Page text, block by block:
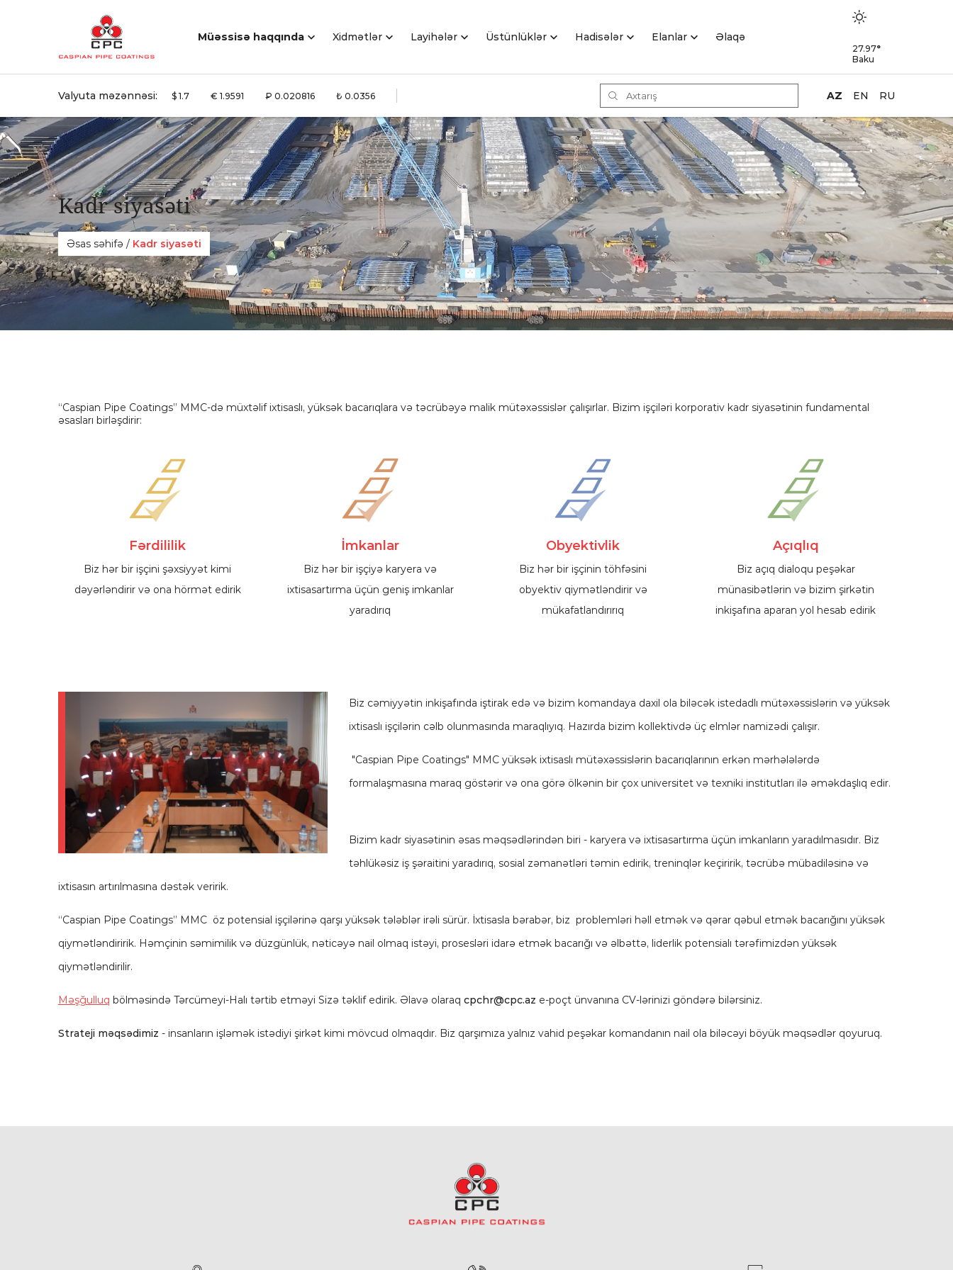
Müəssisə haqqında Xidmətlər Layihələr Üstünlüklər Hadisәlәr Elanlar Əlaqə
27.97°
Baku
Valyuta məzənnəsi: $ 1.7 € 1.9591 ₽ 0.020816 ₺ 0.0356 AZ EN RU
Kadr siyasәti
Əsas səhifə / Kadr siyasәti
“Caspian Pipe Coatings” MMC-də müxtəlif ixtisaslı, yüksək bacarıqlara və təcrübəyə malik mütəxəssislər çalışırlar. Bizim işçiləri korporativ kadr siyasətinin fundamental
əsasları birləşdirir:
Fərdililik
Biz hər bir işçini şəxsiyyət kimi
dəyərləndirir və ona hörmət edirik
İmkanlar
Biz hər bir işçiyə karyera və
ixtisasartırma üçün geniş imkanlar
yaradırıq
Obyektivlik
Biz hər bir işçinin töhfəsini
obyektiv qiymətləndirir və
mükafatlandırırıq
Açıqlıq
Biz açıq dialoqu peşəkar
münasibətlərin və bizim şirkətin
inkişafına aparan yol hesab edirik
Biz cəmiyyətin inkişafında iştirak edə və bizim komandaya daxil ola biləcək istedadlı mütəxəssislərin və yüksək
ixtisaslı işçilərin cəlb olunmasında maraqlıyıq. Hazırda bizim kollektivdə üç elmlər namizədi çalışır.
"Caspian Pipe Coatings" MMC yüksək ixtisaslı mütəxəssislərin bacarıqlarının erkən mərhələlərdə
formalaşmasına maraq göstərir və ona görə ölkənin bir çox universitet və texniki institutları ilə əməkdaşlıq edir.
Bizim kadr siyasətinin əsas məqsədlərindən biri - karyera və ixtisasartırma üçün imkanların yaradılmasıdır. Biz
təhlükəsiz iş şəraitini yaradırıq, sosial zəmanətləri təmin edirik, treninqlər keçiririk, təcrübə mübadiləsinə və
ixtisasın artırılmasına dəstək veririk.
“Caspian Pipe Coatings” MMC öz potensial işçilərinə qarşı yüksək tələblər irəli sürür. İxtisasla bərabər, biz problemləri həll etmək və qərar qəbul etmək bacarığını yüksək
qiymətləndiririk. Həmçinin səmimilik və düzgünlük, nəticəyə nail olmaq istəyi, prosesləri idarə etmək bacarığı və əlbəttə, liderlik potensialı tərəfimizdən yüksək
qiymətləndirilir.
Məşğulluq bölməsində Tərcümeyi-Halı tərtib etməyi Sizə təklif edirik. Əlavə olaraq cpchr@cpc.az e-poçt ünvanına CV-lərinizi göndərə bilərsiniz.
Strateji məqsədimiz - insanların işləmək istədiyi şirkət kimi mövcud olmaqdır. Biz qarşımıza yalnız vahid peşəkar komandanın nail ola biləcəyi böyük məqsədlər qoyuruq.